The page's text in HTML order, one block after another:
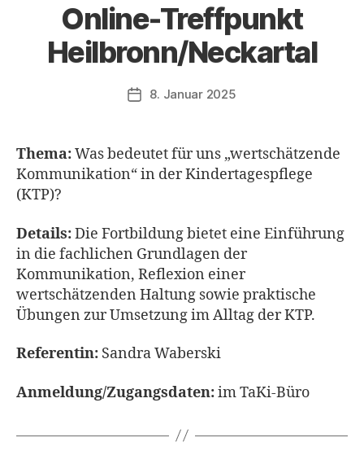
Online-Treffpunkt
Heilbronn/Neckartal
Veröffentlichungsdatum
8. Januar 2025
Thema:Was bedeutet für uns „wertschätzende
Kommunikation“ in der Kindertagespflege
(KTP)?
Details:Die Fortbildung bietet eine Einführung
in die fachlichen Grundlagen der
Kommunikation, Reflexion einer
wertschätzenden Haltung sowie praktische
Übungen zur Umsetzung im Alltag der KTP.
Referentin: Sandra Waberski
Anmeldung/Zugangsdaten:im TaKi-Büro